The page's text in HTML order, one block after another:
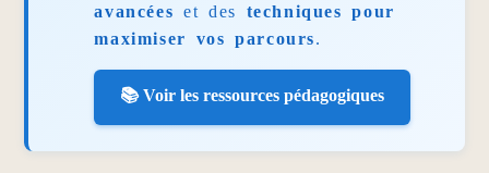
avancées et des techniques pour
maximiser vos parcours.
📚 Voir les ressources pédagogiques